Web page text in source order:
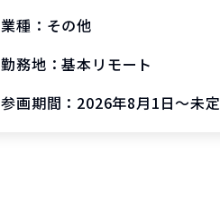
業種： その他
勤務地：基本リモート
参画期間： 2026年8月1日～未定